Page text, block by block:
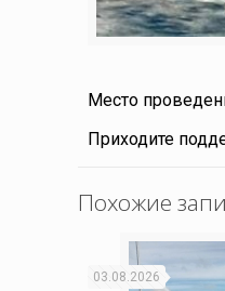
Место
Приходите
Похожие
03.08.2026